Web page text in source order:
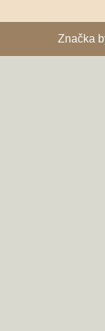
Značka